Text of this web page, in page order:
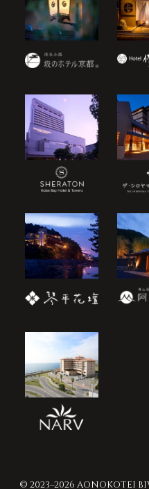
© 2023–2026 AONOKOTEI